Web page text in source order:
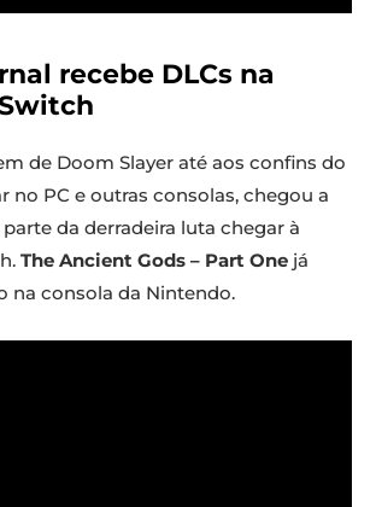
recebe DLCs na
de Doom Slayer até aos confins do
no PC e outras consolas, chegou a
da derradeira luta chegar à
The Ancient Gods – Part One já
na consola da Nintendo.